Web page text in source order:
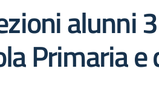
alunni
Primaria e